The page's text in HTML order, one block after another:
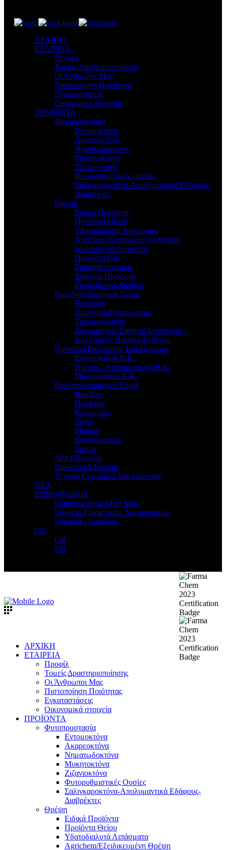
ΑΡΧΙΚΗ
ΕΤΑΙΡΕΙΑ
Προφίλ
Τομείς Δραστηριοποίησης
Οι Άνθρωποι Μας
Πιστοποίηση Ποιότητας
Εγκαταστάσεις
Οικονομικά στοιχεία
ΠΡΟΪΟΝΤΑ
Φυτοπροστασία
Εντομοκτόνα
Ακαρεοκτόνα
Νηματωδοκτόνα
Μυκητοκτόνα
Ζιζανιοκτόνα
Φυτορυθμιστικές Ουσίες
Σαλιγκαροκτόνα-Απολυμαντικά Εδάφους-
Διαβρέκτες
Θρέψη
Ειδικά Προϊόντα
Προϊόντα Θείου
Υδατοδιαλυτά Λιπάσματα
Agrichem/Εξειδικευμένη Θρέψη
Ιχνοστοιχεία Αμινοξέα
Προϊόντα Gel
Εδαφοβελτιωτικά
Διάφορα Προϊόντα
Εκχυλίσματα Φυκιών
Προϊόντα Δημόσιας Υγείας
Βιοκτόνα
Απωθητικά-Οικολογικά
Τρωκτικοκτόνα
Δολωματικοί Σταθμοί Ασφαλείας –
Κολλητικές Παγίδες Ελέγχου
Προϊόντα Βιολογικής Καλλιέργειας
Εντομοκτόνα Β.Κ.
Θρέψη – Λιπάσματα για Β.Κ.
Μυκητοκτόνα Β.Κ.
Πολλαπλασιαστικό Υλικό
Βαμβάκι
Ηλίανθος
Καλαμπόκι
Σόγια
Μηδική
Κτηνοτροφικά
Σιτηρά
Νέα Προϊόντα
Προϊοντικά Έντυπα
Τεχνικά Εγχειρίδια Καλλιέργειας
ΝΕΑ
ΕΠΙΚΟΙΝΩΝΙΑ
Επικοινωνήστε Μαζί Μας
Στοιχεία Τραπεζικών Λογαριασμών
Ευκαιρίες Καριέρας
GR
GR
EN
ΑΡΧΙΚΗ
ΕΤΑΙΡΕΙΑ
Προφίλ
Τομείς Δραστηριοποίησης
Οι Άνθρωποι Μας
Πιστοποίηση Ποιότητας
Εγκαταστάσεις
Οικονομικά στοιχεία
ΠΡΟΪΟΝΤΑ
Φυτοπροστασία
Εντομοκτόνα
Ακαρεοκτόνα
Νηματωδοκτόνα
Μυκητοκτόνα
Ζιζανιοκτόνα
Φυτορυθμιστικές Ουσίες
Σαλιγκαροκτόνα-Απολυμαντικά Εδάφους-
Διαβρέκτες
Θρέψη
Ειδικά Προϊόντα
Προϊόντα Θείου
Υδατοδιαλυτά Λιπάσματα
Agrichem/Εξειδικευμένη Θρέψη